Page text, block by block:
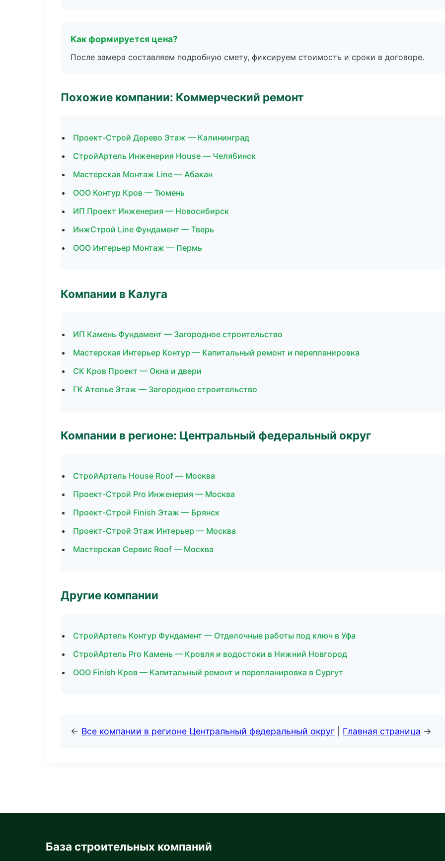
Как формируется цена?
После замера составляем подробную смету, фиксируем стоимость и сроки в договоре.
Похожие компании: Коммерческий ремонт
Проект-Строй Дерево Этаж — Калининград
СтройАртель Инженерия House — Челябинск
Мастерская Монтаж Line — Абакан
ООО Контур Кров — Тюмень
ИП Проект Инженерия — Новосибирск
ИнжСтрой Line Фундамент — Тверь
ООО Интерьер Монтаж — Пермь
Компании в Калуга
ИП Камень Фундамент — Загородное строительство
Мастерская Интерьер Контур — Капитальный ремонт и перепланировка
СК Кров Проект — Окна и двери
ГК Ателье Этаж — Загородное строительство
Компании в регионе: Центральный федеральный округ
СтройАртель House Roof — Москва
Проект-Строй Pro Инженерия — Москва
Проект-Строй Finish Этаж — Брянск
Проект-Строй Этаж Интерьер — Москва
Мастерская Сервис Roof — Москва
Другие компании
СтройАртель Контур Фундамент — Отделочные работы под ключ в Уфа
СтройАртель Pro Камень — Кровля и водостоки в Нижний Новгород
ООО Finish Кров — Капитальный ремонт и перепланировка в Сургут
← Все компании в регионе Центральный федеральный округ Главная страница →
База строительных компаний